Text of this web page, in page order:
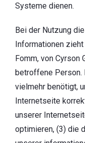
Systeme dienen.
Bei der Nutzung
Informationen
Fomm, von Cyrson
betroffene Person.
vielmehr benötigt,
Internetseite
unserer
optimieren, (3) die